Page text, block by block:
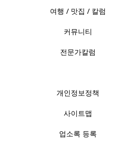
여행 / 맛집 / 칼럼
커뮤니티
전문가칼럼
개인정보정책
사이트맵
업소록 등록